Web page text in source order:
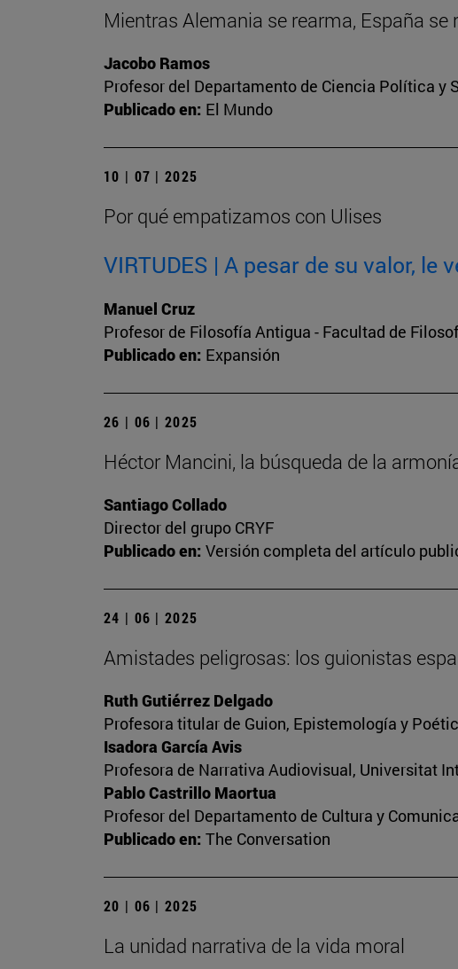
Mientras Alemania se rearma, España se
Jacobo Ramos
Profesor del Departamento de Ciencia Política y
Publicado en: El Mundo
10 | 07 | 2025
Por qué empatizamos con Ulises
VIRTUDES | A pesar de su valor,
Manuel Cruz
Profesor de Filosofía Antigua - Facultad de
Publicado en: Expansión
26 | 06 | 2025
Héctor Mancini, la búsqueda de la
Santiago Collado
Director del grupo CRYF
Publicado en: Versión completa del artículo
24 | 06 | 2025
Amistades peligrosas: los guionistas
Ruth Gutiérrez Delgado
Profesora titular de Guion, Epistemología y
Isadora García Avis
Profesora de Narrativa Audiovisual, Universitat
Pablo Castrillo Maortua
Profesor del Departamento de Cultura y
Publicado en: The Conversation
20 | 06 | 2025
La unidad narrativa de la vida moral